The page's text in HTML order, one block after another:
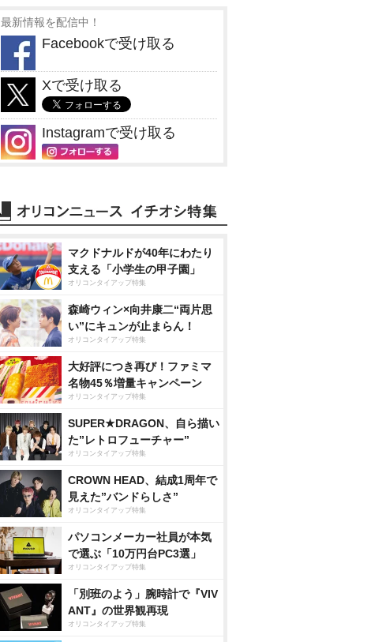
最新情報を配信中！
Facebookで受け取る
Xで受け取る
Instagramで受け取る
マクドナルドが40年にわたり
支える「小学生の甲子園」
オリコンタイアップ特集
森崎ウィン×向井康二“両片思
い”にキュンが止まらん！
オリコンタイアップ特集
大好評につき再び！ファミマ
名物45％増量キャンペーン
オリコンタイアップ特集
SUPER★DRAGON、自ら描い
た”レトロフューチャー”
オリコンタイアップ特集
CROWN HEAD、結成1周年で
見えた”バンドらしさ”
オリコンタイアップ特集
パソコンメーカー社員が本気
で選ぶ「10万円台PC3選」
オリコンタイアップ特集
「別班のよう」腕時計で『VIV
ANT』の世界観再現
オリコンタイアップ特集